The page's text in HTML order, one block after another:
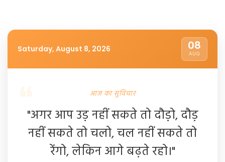
Saturday, August 8, 2026 08
AUG
आज का सुविचार
"अगर आप उड़ नहीं सकते तो दौड़ो, दौड़
नहीं सकते तो चलो, चल नहीं सकते तो
रेंगो, लेकिन आगे बढ़ते रहो।"